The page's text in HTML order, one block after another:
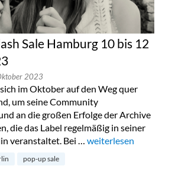
Sale Hamburg 10 bis 12
2023
im Oktober auf den Weg quer
um seine Community
an die großen Erfolge der Archive
die das Label regelmäßig in seiner
veranstaltet. Bei … „Lala Berlin Flash
weiterlesen
pop-up sale